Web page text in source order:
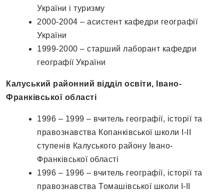
України і туризму
2000-2004 – асистент кафедри географії
України
1999-2000 – старший лаборант кафедри
географії України
Калуський районний відділ освіти, Івано-
Франківської області
1996 – 1999 – вчитель географії, історії та
правознавства Копанківської школи І-ІІ
ступенів Калуського району Івано-
Франківської області
1996 – 1996 – вчитель географії, історії та
правознавства Томашівської школи І-ІІ